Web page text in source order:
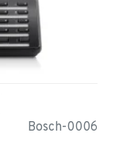
Bosch-0006